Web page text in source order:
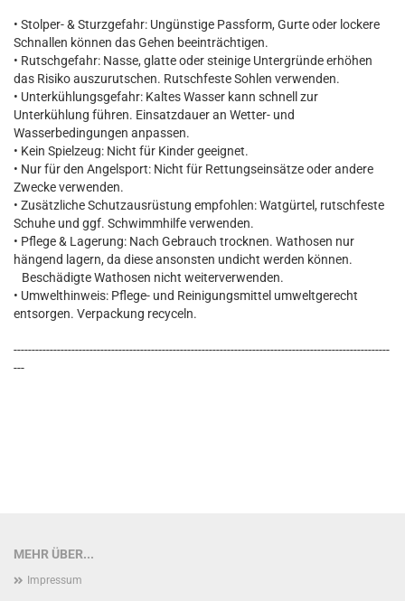
• Stolper- & Sturzgefahr: Ungünstige Passform, Gurte oder lockere
Schnallen können das Gehen beeinträchtigen.
• Rutschgefahr: Nasse, glatte oder steinige Untergründe erhöhen
das Risiko auszurutschen. Rutschfeste Sohlen verwenden.
• Unterkühlungsgefahr: Kaltes Wasser kann schnell zur
Unterkühlung führen. Einsatzdauer an Wetter- und
Wasserbedingungen anpassen.
• Kein Spielzeug: Nicht für Kinder geeignet.
• Nur für den Angelsport: Nicht für Rettungseinsätze oder andere
Zwecke verwenden.
• Zusätzliche Schutzausrüstung empfohlen: Watgürtel, rutschfeste
Schuhe und ggf. Schwimmhilfe verwenden.
• Pflege & Lagerung: Nach Gebrauch trocknen. Wathosen nur
hängend lagern, da diese ansonsten undicht werden können.
Beschädigte Wathosen nicht weiterverwenden.
• Umwelthinweis: Pflege- und Reinigungsmittel umweltgerecht
entsorgen. Verpackung recyceln.
--------------------------------------------------------------------------------------------------------
---
MEHR ÜBER...
Impressum